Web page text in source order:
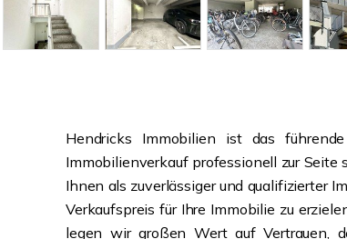
Hendricks Immobilien ist das führende
Immobilienverkauf professionell zur
Ihnen als zuverlässiger und qualifizierter
Verkaufspreis für Ihre Immobilie zu
legen wir großen Wert auf Vertrauen,